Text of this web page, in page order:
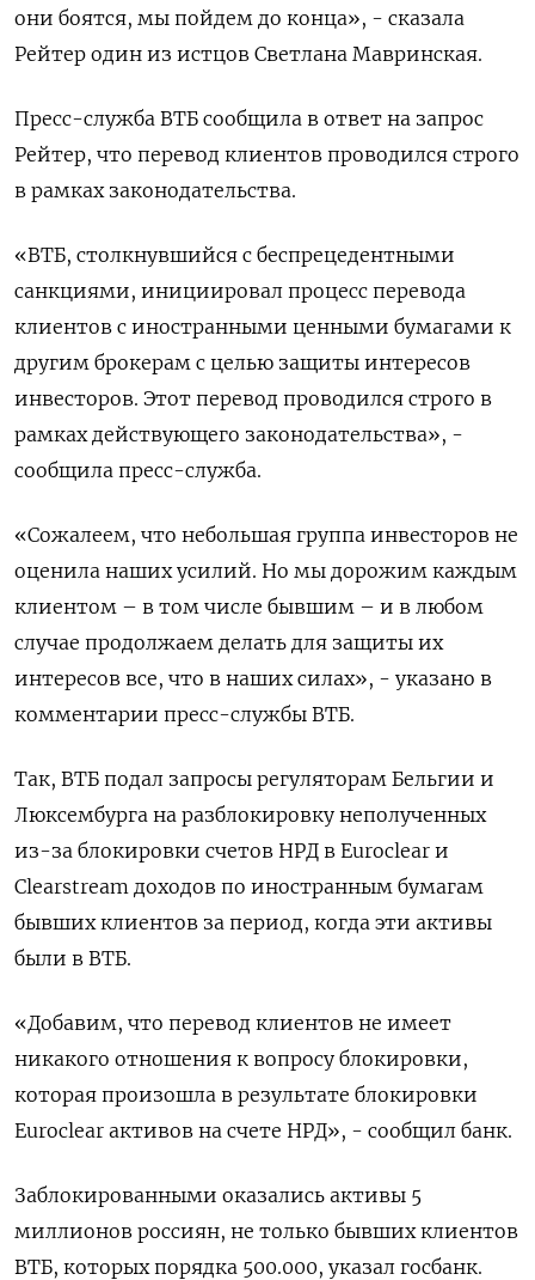
они боятся, мы пойдем до конца», - сказала
Рейтер один из истцов Светлана Мавринская.
Пресс-служба ВТБ сообщила в ответ на запрос
Рейтер, что перевод клиентов проводился строго
в рамках законодательства.
«ВТБ, столкнувшийся с беспрецедентными
санкциями, инициировал процесс перевода
клиентов с иностранными ценными бумагами к
другим брокерам с целью защиты интересов
инвесторов. Этот перевод проводился строго в
рамках действующего законодательства», -
сообщила пресс-служба.
«Cожалеем, что небольшая группа инвесторов не
оценила наших усилий. Но мы дорожим каждым
клиентом – в том числе бывшим – и в любом
случае продолжаем делать для защиты их
интересов все, что в наших силах», - указано в
комментарии пресс-службы ВТБ.
Так, ВТБ подал запросы регуляторам Бельгии и
Люксембурга на разблокировку неполученных
из-за блокировки счетов НРД в Euroclear и
Clearstream доходов по иностранным бумагам
бывших клиентов за период, когда эти активы
были в ВТБ.
«Добавим, что перевод клиентов не имеет
никакого отношения к вопросу блокировки,
которая произошла в результате блокировки
Euroclear активов на счете НРД», - сообщил банк.
Заблокированными оказались активы 5
миллионов россиян, не только бывших клиентов
ВТБ, которых порядка 500.000, указал госбанк.